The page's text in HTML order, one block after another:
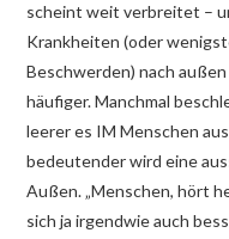
scheint weit verbreitet –
Krankheiten (oder
Beschwerden) nach
häufiger. Manchmal
leerer es IM Menschen
bedeutender wird eine
Außen. „Menschen, hört
sich ja irgendwie auch